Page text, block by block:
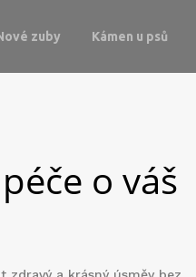
zuby Kámen u psů
o váš